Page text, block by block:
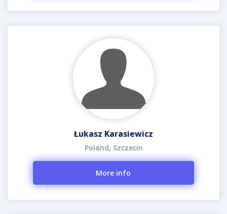
Łukasz Karasiewicz
Poland, Szczecin
More info